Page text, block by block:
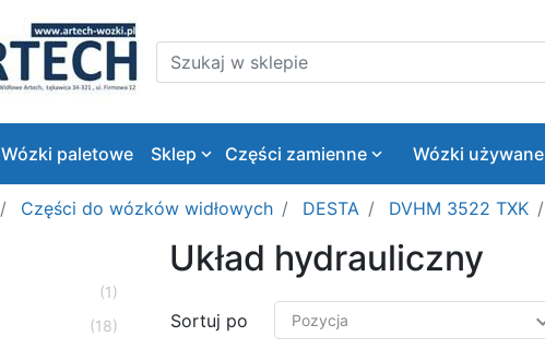
Szukaj w sklepie
Wózki paletowe Sklep Części zamienne Wózki używane
Części do wózków widłowych DESTA DVHM 3522 TXK
(1)
(18)
Układ hydrauliczny
Sortuj po